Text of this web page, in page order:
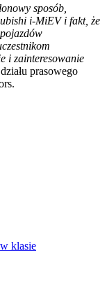
sposób,
i-MiEV i fakt, że
i zainteresowanie
prasowego
klasie